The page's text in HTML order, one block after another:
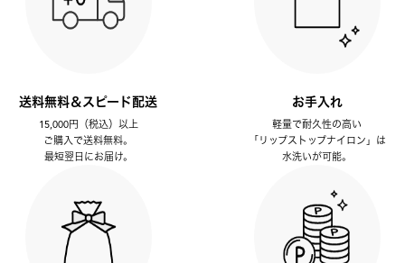
送料無料＆スピード配送
15,000円（税込）以上
ご購入で送料無料。
最短翌日にお届け。
お手入れ
軽量で耐久性の高い
「リップストップナイロン」は
水洗いが可能。